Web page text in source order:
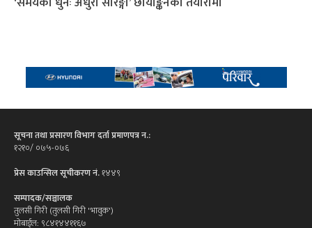
सूचना तथा प्रसारण विभाग दर्ता प्रमाणपत्र न.:
१२१०/ ०७५-०७६
प्रेस काउन्सिल सूचीकरण नं.१४४९
सम्पादक/सञ्चालक
तुलसी गिरी (तुलसी गिरी 'भावुक')
मोबाईल: ९८४१४४११६७